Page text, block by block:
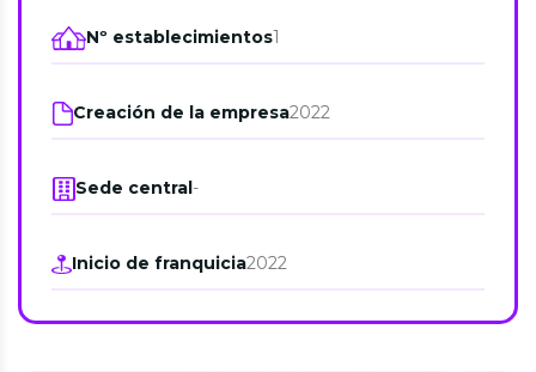
Nº establecimientos1
Creación de la empresa2022
Sede central-
Inicio de franquicia2022